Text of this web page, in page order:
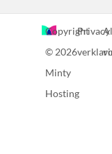
Copyright
© 2026
Minty
Hosting
Privacy